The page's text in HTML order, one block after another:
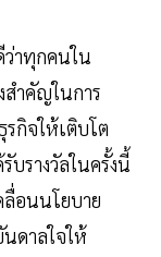
าทุกคนใน
ำคัญในการ
กิจให้เติบโต
บรางวัลในครั้งนี้
ลื่อนนโยบาย
ดาลใจให้